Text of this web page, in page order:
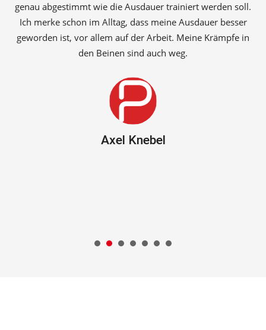
genau abgestimmt wie die Ausdauer trainiert werden soll.
Ich merke schon im Alltag, dass meine Ausdauer besser
geworden ist, vor allem auf der Arbeit. Meine Krämpfe in
den Beinen sind auch weg.
Axel Knebel